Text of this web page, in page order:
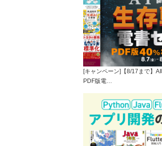
[キャンペーン]【8/17まで】
PDF版電…